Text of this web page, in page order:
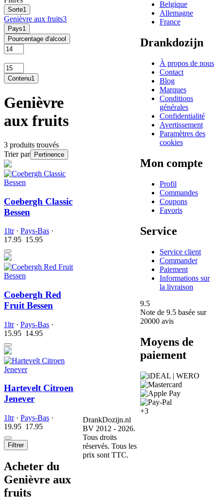
Sorte1
Genièvre aux fruits3
Pays1
Pourcentage d'alcool
Contenu1
Genièvre
aux fruits
3 produits trouvés
Trier par
Pertinence
Coebergh Classic
Bessen
1ltr· Pays-Bas ·
17.95 15.95
Coebergh Red
Fruit Bessen
1ltr· Pays-Bas ·
15.95 14.95
Hartevelt Citroen
Jenever
1ltr· Pays-Bas ·
19.95 17.95
Filtrer
Acheter du
Genièvre aux
fruits
Belgique
Allemagne
France
Drankdozijn
À propos de nous
Contact
Blog
Marques
Conditions
générales
Confidentialité
Avertissement
Paramètres des
cookies
Mon compte
Profil
Commandes
Coupons
Favoris
Service
Service client
Commander
Paiement
Informations sur
la livraison
9.5
Note de 9.5basée sur
20000 avis
Moyens de
paiement
+3
DrankDozijn.nl
BV 2012 - 2026.
Tous droits
réservés. Tous les
prix sont TTC.